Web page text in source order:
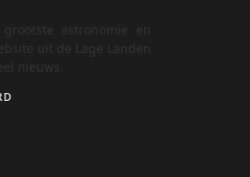
astronomie en